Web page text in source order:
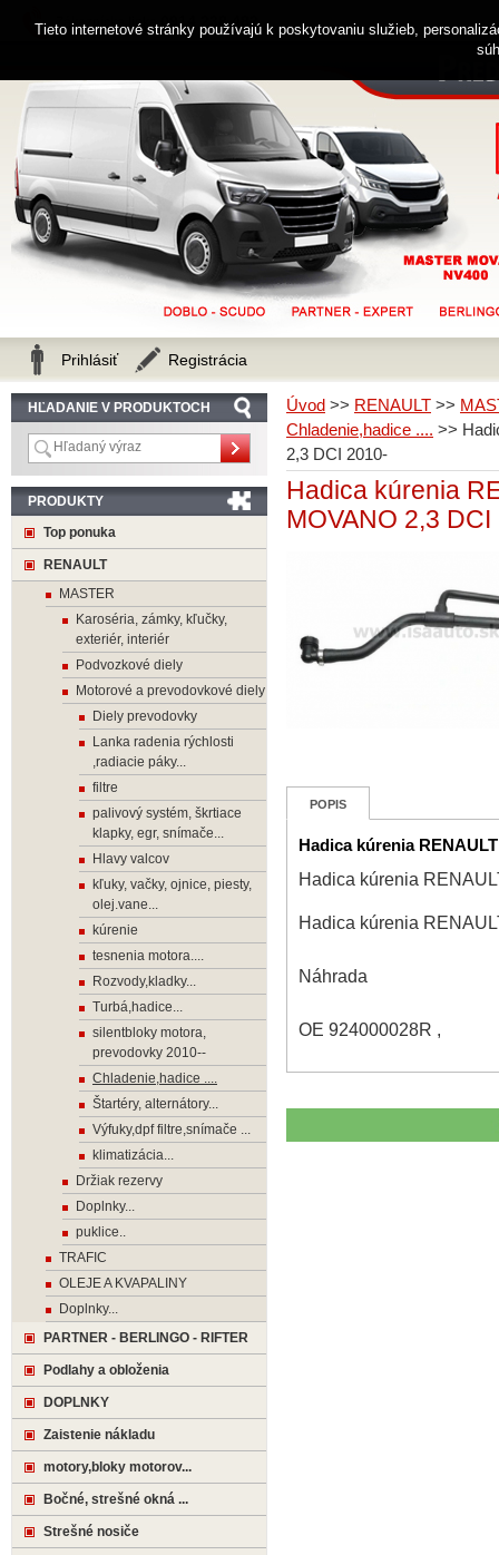
Úvod >> RENAULT >>
Chladenie,hadice .... >>
2,3 DCI 2010-
Hadica kúrenia
MOVANO 2,3
POPIS
Hadica kúrenia
Hadica kúrenia
Hadica kúrenia
Náhrada
OE 924000028R ,
HĽADANIE V PRODUKTOCH
PRODUKTY
Top ponuka
RENAULT
MASTER
Karoséria, zámky, kľučky,
exteriér, interiér
Podvozkové diely
Motorové a prevodovkové diely
Diely prevodovky
Lanka radenia rýchlosti
,radiacie páky...
filtre
palivový systém, škrtiace
klapky, egr, snímače...
Hlavy valcov
kľuky, vačky, ojnice, piesty,
olej.vane...
kúrenie
tesnenia motora....
Rozvody,kladky...
Turbá,hadice...
silentbloky motora,
prevodovky 2010--
Chladenie,hadice ....
Štartéry, alternátory...
Výfuky,dpf filtre,snímače ...
klimatizácia...
Držiak rezervy
Doplnky...
puklice..
TRAFIC
OLEJE A KVAPALINY
Doplnky...
PARTNER - BERLINGO - RIFTER
Podlahy a obloženia
DOPLNKY
Zaistenie nákladu
motory,bloky motorov...
Bočné, strešné okná ...
Strešné nosiče
Zákaznícka linka 0914 238 482
Prihlásiť Registrácia
Tieto internetové stránky používajú k poskytovaniu služieb,